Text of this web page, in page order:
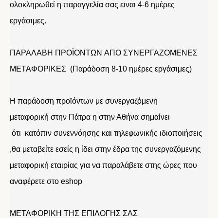
ολοκληρωθεί η παραγγελία σας ειναι 4-6 ημέρες
εργάσιμες.
ΠΑΡΑΛΑΒΗ ΠΡΟΪΟΝΤΩΝ ΑΠΟ ΣΥΝΕΡΓΑΖΟΜΕΝΕΣ
ΜΕΤΑΦΟΡΙΚΕΣ (Παράδοση 8-10 ημέρες εργάσιμες)
Η παράδοση προϊόντων με συνεργαζόμενη
μεταφορική στην Πάτρα η στην Αθήνα σημαίνει
ότι κατόπιν συνεννόησης και τηλεφωνικής ιδιοποιήσεις
,θα μεταβείτε εσείς η ίδει στην έδρα της συνεργαζόμενης
μεταφορική εταιρίας για να παραλάβετε στης ώρες που
αναφέρετε στο eshop
ΜΕΤΑΦΟΡΙΚΗ ΤΗΣ ΕΠΙΛΟΓΗΣ ΣΑΣ